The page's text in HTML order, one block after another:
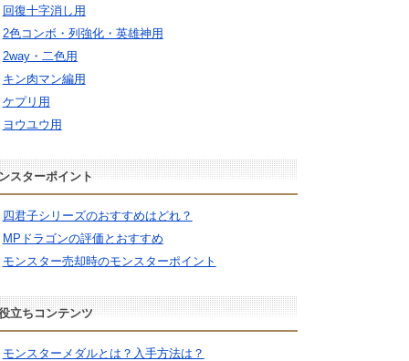
回復十字消し用
2色コンボ・列強化・英雄神用
2way・二色用
キン肉マン編用
ケプリ用
ヨウユウ用
スターポイント
四君子シリーズのおすすめはどれ？
MPドラゴンの評価とおすすめ
モンスター売却時のモンスターポイント
立ちコンテンツ
モンスターメダルとは？入手方法は？